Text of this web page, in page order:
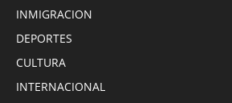
INMIGRACION
DEPORTES
CULTURA
INTERNACIONAL